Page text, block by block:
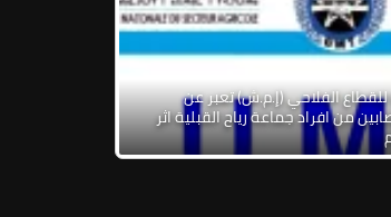
الفلاحي (إ.م.ش) تعبر عن
من افراد جماعة رياح القبلية اثر